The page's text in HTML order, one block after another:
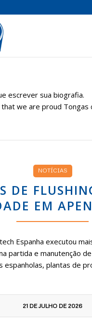
escrever sua biografia.
we are proud Tongas
NOTÍCIAS
DE
EM
Espanha executou
partida e manutenção
plantas de
21 DE JULHO DE 2026